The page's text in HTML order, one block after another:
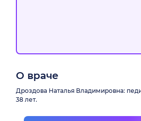
О враче
Дроздова Наталья Владимировна:
38 лет.